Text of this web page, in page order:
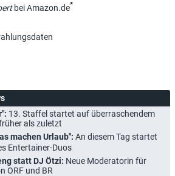
bei Amazon.de*
13. Staffel startet auf überraschendem
als zuletzt
machen Urlaub": An diesem Tag startet
Entertainer-Duos
statt DJ Ötzi: Neue Moderatorin für
ORF und BR